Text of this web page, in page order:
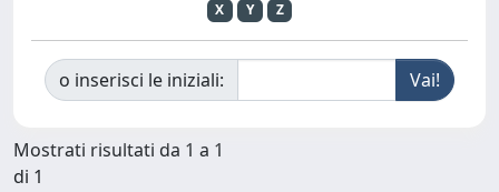
X
Y Z
o inserisci le iniziali:
Mostrati risultati da 1 a 1
di 1